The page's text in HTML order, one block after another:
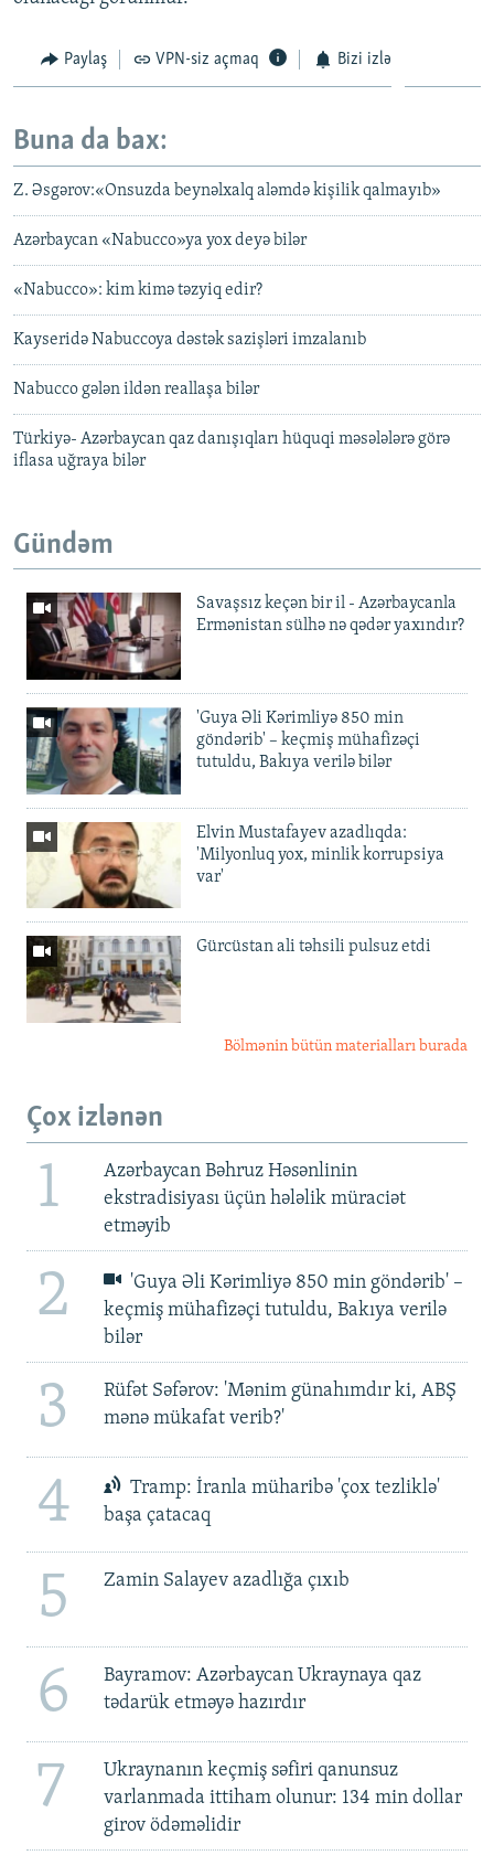
Paylaş VPN-siz açmaq Bizi izlə
Buna da bax:
Z. Əsgərov:«Onsuzda beynəlxalq aləmdə kişilik qalmayıb»
Azərbaycan «Nabucco»ya yox deyə bilər
«Nabucco»: kim kimə təzyiq edir?
Kayseridə Nabuccoya dəstək sazişləri imzalanıb
Nabucco gələn ildən reallaşa bilər
Türkiyə- Azərbaycan qaz danışıqları hüquqi məsələlərə görə
iflasa uğraya bilər
Gündəm
Savaşsız keçən bir il - Azərbaycanla
Ermənistan sülhə nə qədər yaxındır?
'Guya Əli Kərimliyə 850 min
göndərib' – keçmiş mühafizəçi
tutuldu, Bakıya verilə bilər
Elvin Mustafayev azadlıqda:
'Milyonluq yox, minlik korrupsiya
var'
Gürcüstan ali təhsili pulsuz etdi
Bölmənin bütün materialları burada
Çox izlənən
1
Azərbaycan Bəhruz Həsənlinin
ekstradisiyası üçün hələlik müraciət
etməyib
2
'Guya Əli Kərimliyə 850 min göndərib' –
keçmiş mühafizəçi tutuldu, Bakıya verilə
bilər
3
Rüfət Səfərov: 'Mənim günahımdır ki, ABŞ
mənə mükafat verib?'
4
Tramp: İranla müharibə 'çox tezliklə'
başa çatacaq
5 Zamin Salayev azadlığa çıxıb
6
Bayramov: Azərbaycan Ukraynaya qaz
tədarük etməyə hazırdır
7
Ukraynanın keçmiş səfiri qanunsuz
varlanmada ittiham olunur: 134 min dollar
girov ödəməlidir